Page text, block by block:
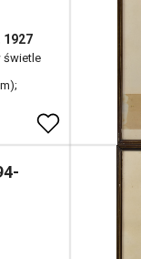
1927
świetle